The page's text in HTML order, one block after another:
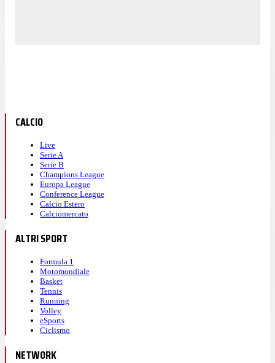
CALCIO
Live
Serie A
Serie B
Champions League
Europa League
Conference League
Calcio Estero
Calciomercato
ALTRI SPORT
Formula 1
Motomondiale
Basket
Tennis
Running
Volley
eSports
Ciclismo
NETWORK